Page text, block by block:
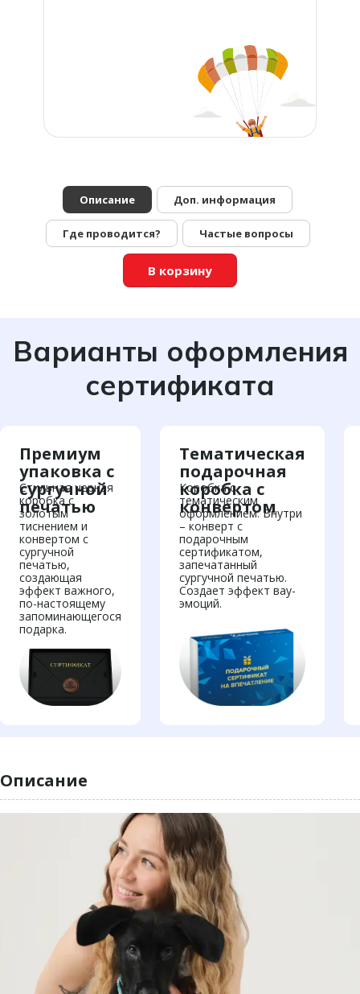
Описание Доп. информация
Где проводится? Частые вопросы
В корзину
Варианты оформления
сертификата
Премиум
упаковка с
сургучной
печатью
Стильная черная
коробка с
золотым
тиснением и
конвертом с
сургучной
печатью,
создающая
эффект важного,
по-настоящему
запоминающегося
подарка.
Тематическая
подарочная
коробка с
конвертом
Коробка с
тематическим
оформлением. Внутри
– конверт с
подарочным
сертификатом,
запечатанный
сургучной печатью.
Создает эффект вау-
эмоций.
Описание